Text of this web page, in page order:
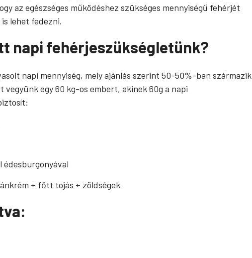
az egészséges működéshez szükséges mennyiségű fehérjét
lehet fedezni.
napi fehérjeszükségletünk?
napi mennyiség, mely ajánlás szerint 50-50%-ban származik
egy 60 kg-os embert, akinek 60g a napi
+ főtt tojás + zöldségek